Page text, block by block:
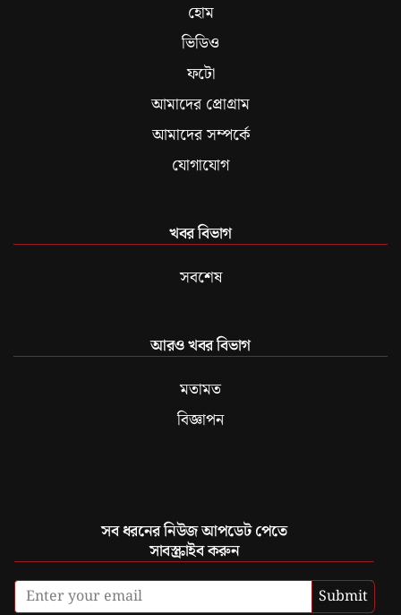
হোম
ভিডিও
ফটো
আমাদের প্রোগ্রাম
আমাদের সম্পর্কে
যোগাযোগ
খবর বিভাগ
সবশেষ
আরও খবর বিভাগ
মতামত
বিজ্ঞাপন
সব ধরনের নিউজ আপডেট পেতে
সাবস্ক্রাইব করুন
Submit